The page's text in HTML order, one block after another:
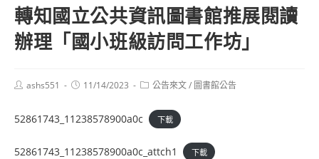
轉知國立公共資訊圖書館推展閱讀
辦理「國小班級訪問工作坊」
Postashs551
Post11/14/2023
Post公告來文/ 圖書館公告
52861743_11238578900a0c 下載
52861743_11238578900a0c_attch1 下載